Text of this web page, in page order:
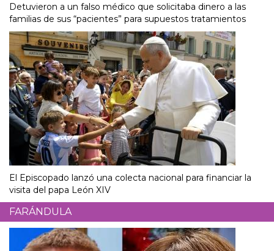
Detuvieron a un falso médico que solicitaba dinero a las
familias de sus “pacientes” para supuestos tratamientos
El Episcopado lanzó una colecta nacional para financiar la
visita del papa León XIV
FARÁNDULA